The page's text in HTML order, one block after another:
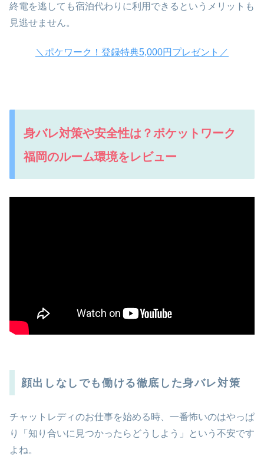
終電を逃しても宿泊代わりに利用できるというメリットも
見逃せません。
＼ポケワーク！登録特典5,000円プレゼント／
身バレ対策や安全性は？ポケットワーク
福岡のルーム環境をレビュー
顔出しなしでも働ける徹底した身バレ対策
チャットレディのお仕事を始める時、一番怖いのはやっぱ
り「知り合いに見つかったらどうしよう」という不安です
よね。